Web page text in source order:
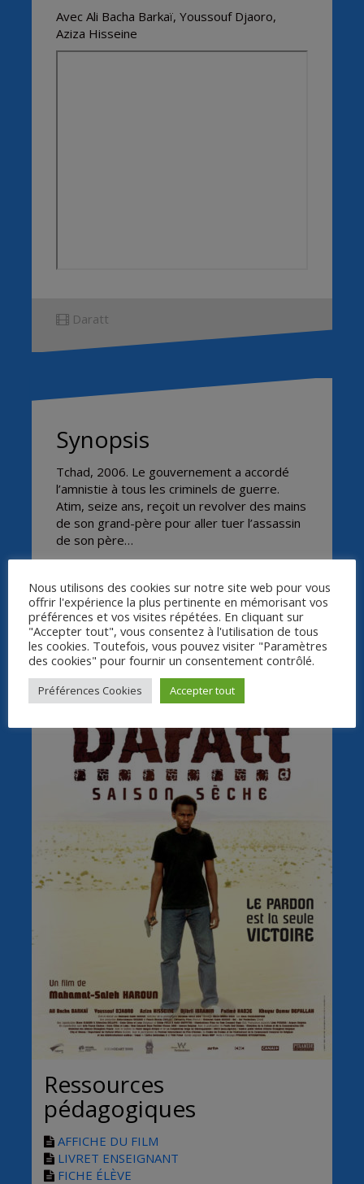
Avec Ali Bacha Barkaï, Youssouf Djaoro,
Aziza Hisseine
Daratt
Synopsis
Tchad, 2006. Le gouvernement a accordé
l’amnistie à tous les criminels de guerre.
Atim, seize ans, reçoit un revolver des mains
de son grand-père pour aller tuer l’assassin
de son père…
Daratt
Ressources
pédagogiques
AFFICHE DU FILM
LIVRET ENSEIGNANT
FICHE ÉLÈVE
Nous utilisons des cookies sur notre site web pour vous
offrir l'expérience la plus pertinente en mémorisant vos
préférences et vos visites répétées. En cliquant sur
"Accepter tout", vous consentez à l'utilisation de tous
les cookies. Toutefois, vous pouvez visiter "Paramètres
des cookies" pour fournir un consentement contrôlé.
Préférences Cookies Accepter tout